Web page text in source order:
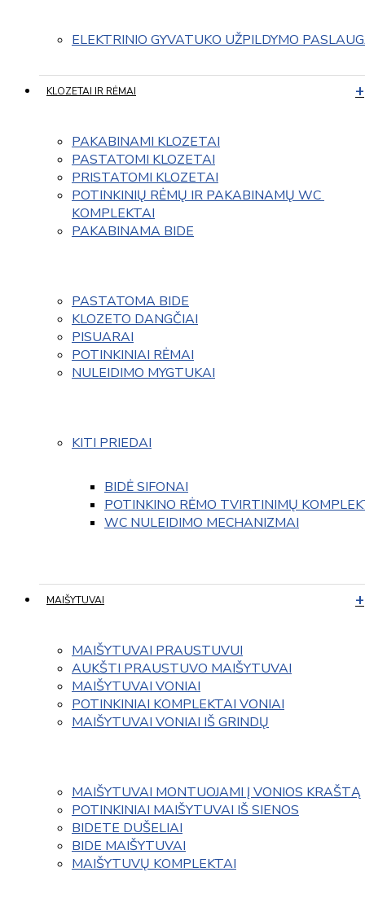
ELEKTRINIO GYVATUKO UŽPILDYMO
KLOZETAI IR RĖMAI
PAKABINAMI KLOZETAI
PASTATOMI KLOZETAI
PRISTATOMI KLOZETAI
POTINKINIŲ RĖMŲ IR PAKABINAMŲ WC
KOMPLEKTAI
PAKABINAMA BIDE
PASTATOMA BIDE
KLOZETO DANGČIAI
PISUARAI
POTINKINIAI RĖMAI
NULEIDIMO MYGTUKAI
KITI PRIEDAI
BIDĖ SIFONAI
POTINKINO RĖMO TVIRTINIMŲ
WC NULEIDIMO MECHANIZMAI
MAIŠYTUVAI
MAIŠYTUVAI PRAUSTUVUI
AUKŠTI PRAUSTUVO MAIŠYTUVAI
MAIŠYTUVAI VONIAI
POTINKINIAI KOMPLEKTAI VONIAI
MAIŠYTUVAI VONIAI IŠ GRINDŲ
MAIŠYTUVAI MONTUOJAMI Į VONIOS KRAŠTĄ
POTINKINIAI MAIŠYTUVAI IŠ SIENOS
BIDETE DUŠELIAI
BIDE MAIŠYTUVAI
MAIŠYTUVŲ KOMPLEKTAI